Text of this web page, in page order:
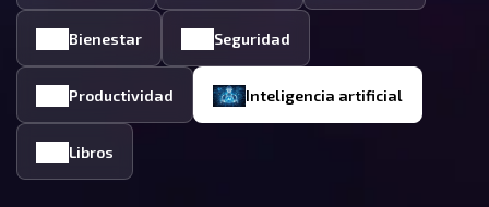
Bienestar Seguridad
Productividad Inteligencia artificial
Libros